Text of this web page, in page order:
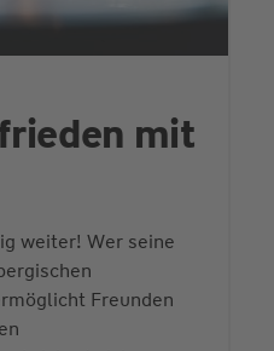
mit
weiter! Wer seine
Freunden